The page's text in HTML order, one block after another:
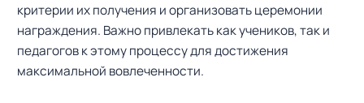
критерии их получения и организовать церемонии
награждения. Важно привлекать как учеников, так и
педагогов к этому процессу для достижения
максимальной вовлеченности.